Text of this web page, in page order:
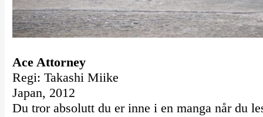
Ace Attorney
Regi: Takashi Miike
Japan, 2012
Du tror absolutt du er inne i en manga når du